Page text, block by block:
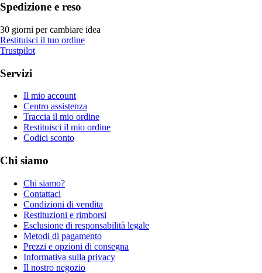
Spedizione e reso
30 giorni per cambiare idea
Restituisci il tuo ordine
Trustpilot
Servizi
Il mio account
Centro assistenza
Traccia il mio ordine
Restituisci il mio ordine
Codici sconto
Chi siamo
Chi siamo?
Contattaci
Condizioni di vendita
Restituzioni e rimborsi
Esclusione di responsabilità legale
Metodi di pagamento
Prezzi e opzioni di consegna
Informativa sulla privacy
Il nostro negozio